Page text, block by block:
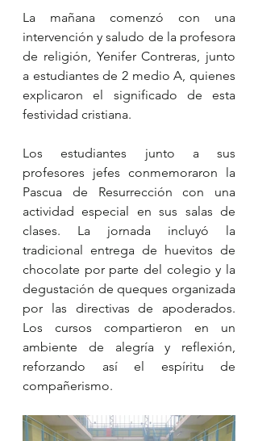
La mañana comenzó con una
intervención y saludo de la profesora
de religión, Yenifer Contreras, junto
a estudiantes de 2 medio A, quienes
explicaron el significado de esta
festividad cristiana.
Los estudiantes junto a sus
profesores jefes conmemoraron la
Pascua de Resurrección con una
actividad especial en sus salas de
clases. La jornada incluyó la
tradicional entrega de huevitos de
chocolate por parte del colegio y la
degustación de queques organizada
por las directivas de apoderados.
Los cursos compartieron en un
ambiente de alegría y reflexión,
reforzando así el espíritu de
compañerismo.